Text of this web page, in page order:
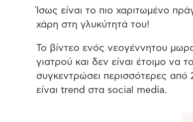
Ίσως είναι το πιο χαριτωμένο
χάρη στη γλυκύτητά του!
Το βίντεο ενός νεογέννητου
γιατρού και δεν είναι έτοιμο να
συγκεντρώσει περισσότερες από
είναι trend στα social media.